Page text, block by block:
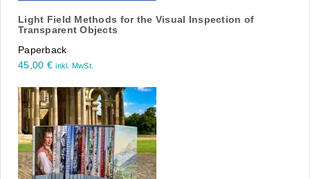
Light Field Methods for the Visual Inspection of
Transparent Objects
Paperback
45,00 € inkl. MwSt.